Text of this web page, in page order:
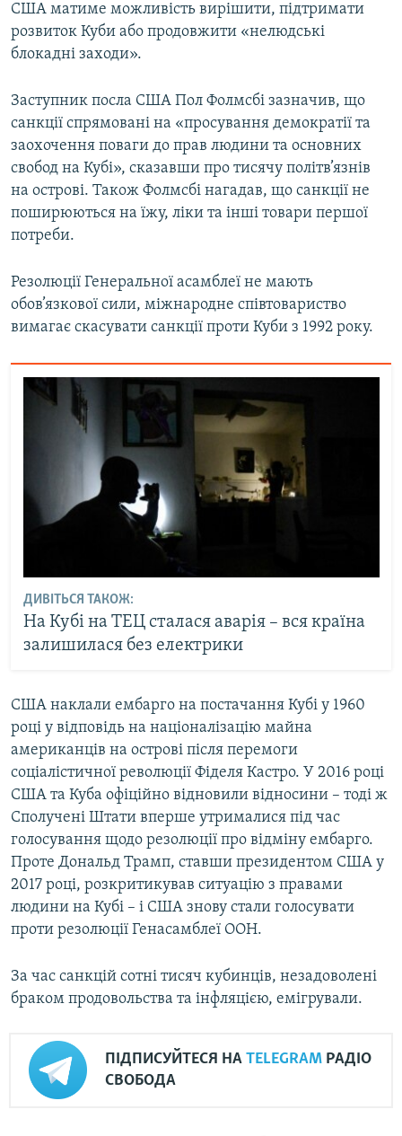
США матиме можливість вирішити, підтримати
розвиток Куби або продовжити «нелюдські
блокадні заходи».
Заступник посла США Пол Фолмсбі зазначив, що
санкції спрямовані на «просування демократії та
заохочення поваги до прав людини та основних
свобод на Кубі», сказавши про тисячу політв’язнів
на острові. Також Фолмсбі нагадав, що санкції не
поширюються на їжу, ліки та інші товари першої
потреби.
Резолюції Генеральної асамблеї не мають
обов’язкової сили, міжнародне співтовариство
вимагає скасувати санкції проти Куби з 1992 року.
ДИВІТЬСЯ ТАКОЖ:
На Кубі на ТЕЦ сталася аварія – вся країна
залишилася без електрики
США наклали ембарго на постачання Кубі у 1960
році у відповідь на націоналізацію майна
американців на острові після перемоги
соціалістичної революції Фіделя Кастро. У 2016 році
США та Куба офіційно відновили відносини – тоді ж
Сполучені Штати вперше утрималися під час
голосування щодо резолюції про відміну ембарго.
Проте Дональд Трамп, ставши президентом США у
2017 році, розкритикував ситуацію з правами
людини на Кубі – і США знову стали голосувати
проти резолюції Генасамблеї ООН.
За час санкцій сотні тисяч кубинців, незадоволені
браком продовольства та інфляцією, емігрували.
ПІДПИСУЙТЕСЯ НА TELEGRAM РАДІО
СВОБОДА